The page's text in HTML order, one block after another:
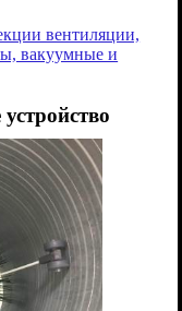
вентиляции,
вакуумные и